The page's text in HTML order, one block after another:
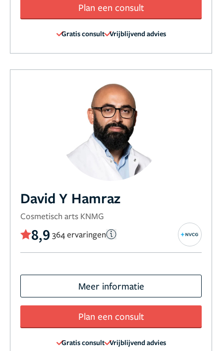
Plan een consult
Gratis consult Vrijblijvend advies
David Y Hamraz
Cosmetisch arts KNMG
8,9 364 ervaringen
Meer informatie
Plan een consult
Gratis consult Vrijblijvend advies